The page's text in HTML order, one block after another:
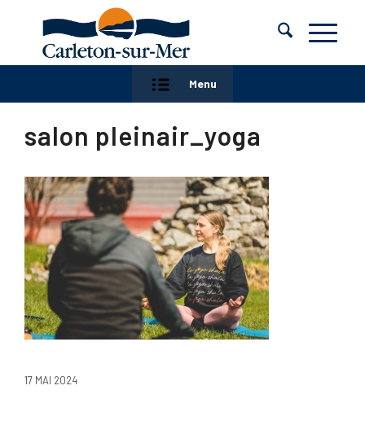
Menu
salon pleinair_yoga
17 MAI 2024